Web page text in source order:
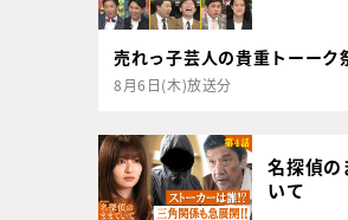
売れっ子芸人の貴重トーーク
8月6日(木)放送分
名探偵の
いて